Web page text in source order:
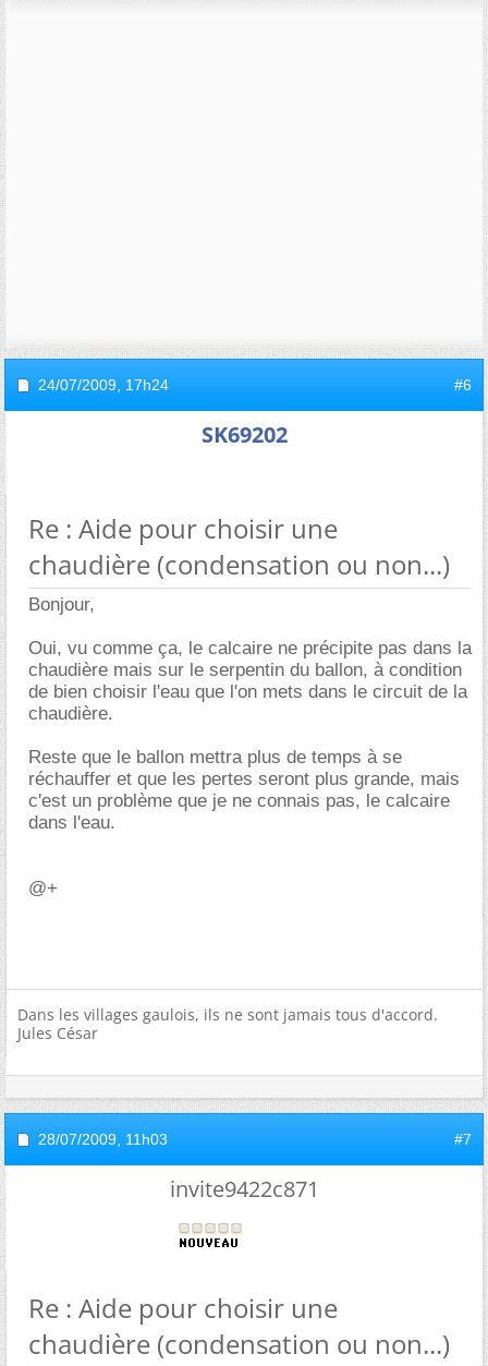
24/07/2009, 17h24 #6
SK69202
Re : Aide pour choisir une
chaudière (condensation ou non...)
Bonjour,
Oui, vu comme ça, le calcaire ne précipite pas dans la
chaudière mais sur le serpentin du ballon, à condition
de bien choisir l'eau que l'on mets dans le circuit de la
chaudière.
Reste que le ballon mettra plus de temps à se
réchauffer et que les pertes seront plus grande, mais
c'est un problème que je ne connais pas, le calcaire
dans l'eau.
@+
Dans les villages gaulois, ils ne sont jamais tous d'accord.
Jules César
28/07/2009, 11h03 #7
invite9422c871
Re : Aide pour choisir une
chaudière (condensation ou non...)